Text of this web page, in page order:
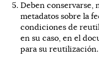
Deben conservarse,
metadatos sobre la
condiciones de
en su caso, en el
para su reutilización.